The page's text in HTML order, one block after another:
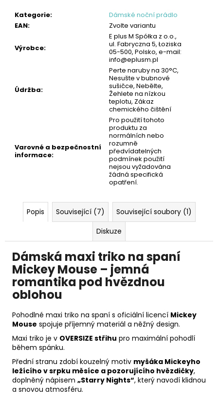
Kategorie:
Dámské noční prádlo
EAN: Zvolte variantu
Výrobce:
E plus M Spółka z o.o.,
ul. Fabryczna 5, Łoziska
05-500, Polsko, e-mail:
info@eplusm.pl
Údržba:
Perte naruby na 30°C,
Nesušte v bubnové
sušičce, Nebělte,
Žehlete na nízkou
teplotu, Zákaz
chemického čištění
Varovné a bezpečnostní
informace:
Pro použití tohoto
produktu za
normálních nebo
rozumně
předvídatelných
podmínek použití
nejsou vyžadována
žádná specifická
opatření.
Popis Související (7)
Související soubory (1)
Diskuze
Dámská maxi triko na spaní
Mickey Mouse – jemná
romantika pod hvězdnou
oblohou
Pohodlné maxi triko na spaní s oficiální licencí Mickey
Mouse spojuje příjemný materiál a něžný design.
Maxi triko je v OVERSIZE střihu pro maximální pohodlí
během spánku.
Přední stranu zdobí kouzelný motiv myšáka Mickeyho
ležícího v srpku měsíce a pozorujícího hvězdičky,
doplněný nápisem „Starry Nights“, který navodí klidnou
a snovou atmosféru.
PÁNSKÉ
10PACK
GIANVAGLIA®